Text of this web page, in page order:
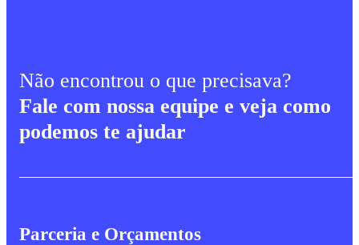
Não encontrou o que precisava?
Fale com nossa equipe e veja como
podemos te ajudar
Parceria e Orçamentos